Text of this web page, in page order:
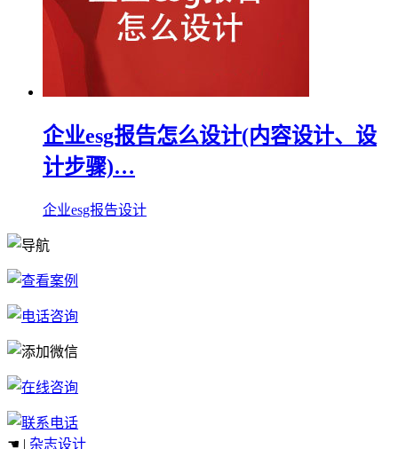
企业esg报告怎么设计(内容设计、设
计步骤)…
企业esg报告设计
☚ | 杂志设计